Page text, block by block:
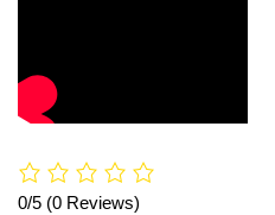
0/5(0 Reviews)
0/5 (0 Reviews)